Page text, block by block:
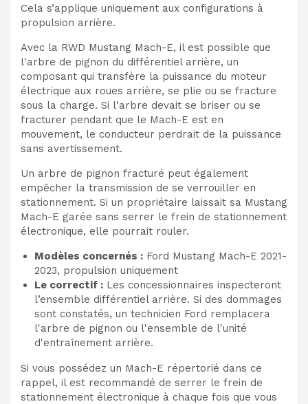
Cela s’applique uniquement aux configurations à
propulsion arrière.
Avec la RWD Mustang Mach-E, il est possible que
l'arbre de pignon du différentiel arrière, un
composant qui transfère la puissance du moteur
électrique aux roues arrière, se plie ou se fracture
sous la charge. Si l'arbre devait se briser ou se
fracturer pendant que le Mach-E est en
mouvement, le conducteur perdrait de la puissance
sans avertissement.
Un arbre de pignon fracturé peut également
empêcher la transmission de se verrouiller en
stationnement. Si un propriétaire laissait sa Mustang
Mach-E garée sans serrer le frein de stationnement
électronique, elle pourrait rouler.
Modèles concernés : Ford Mustang Mach-E 2021-
2023, propulsion uniquement
Le correctif : Les concessionnaires inspecteront
l’ensemble différentiel arrière. Si des dommages
sont constatés, un technicien Ford remplacera
l'arbre de pignon ou l'ensemble de l'unité
d'entraînement arrière.
Si vous possédez un Mach-E répertorié dans ce
rappel, il est recommandé de serrer le frein de
stationnement électronique à chaque fois que vous